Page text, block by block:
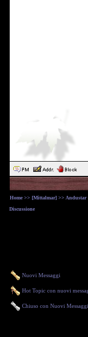
Home >> [Mittalmar] >> Andustar
Discussione
Nuovi Messaggi
Hot Topic con nuovi
Chiuso con Nuovi Messaggi